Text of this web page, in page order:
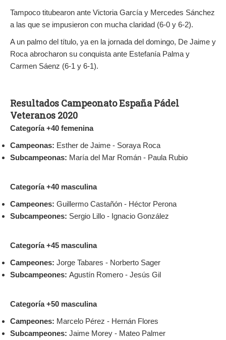
Tampoco titubearon ante Victoria García y Mercedes Sánchez
a las que se impusieron con mucha claridad (6-0 y 6-2).
A un palmo del título, ya en la jornada del domingo, De Jaime y
Roca abrocharon su conquista ante Estefanía Palma y
Carmen Sáenz (6-1 y 6-1).
Resultados Campeonato España Pádel
Veteranos 2020
Categoría +40 femenina
Campeonas: Esther de Jaime - Soraya Roca
Subcampeonas: María del Mar Román - Paula Rubio
Categoría +40 masculina
Campeones: Guillermo Castañón - Héctor Perona
Subcampeones: Sergio Lillo - Ignacio González
Categoría +45 masculina
Campeones: Jorge Tabares - Norberto Sager
Subcampeones: Agustín Romero - Jesús Gil
Categoría +50 masculina
Campeones: Marcelo Pérez - Hernán Flores
Subcampeones: Jaime Morey - Mateo Palmer